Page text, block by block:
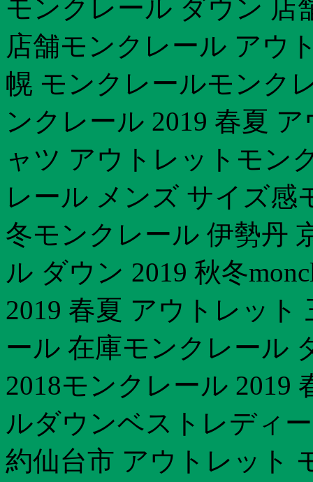
モンクレール ダウン 店
店舗モンクレール アウ
幌 モンクレールモンク
ンクレール 2019 春夏
ャツ アウトレットモン
レール メンズ サイズ感
冬モンクレール 伊勢丹
ル ダウン 2019 秋冬
2019 春夏 アウトレッ
ール 在庫モンクレール
2018モンクレール 2019
ルダウンベストレディ
約仙台市 アウトレット